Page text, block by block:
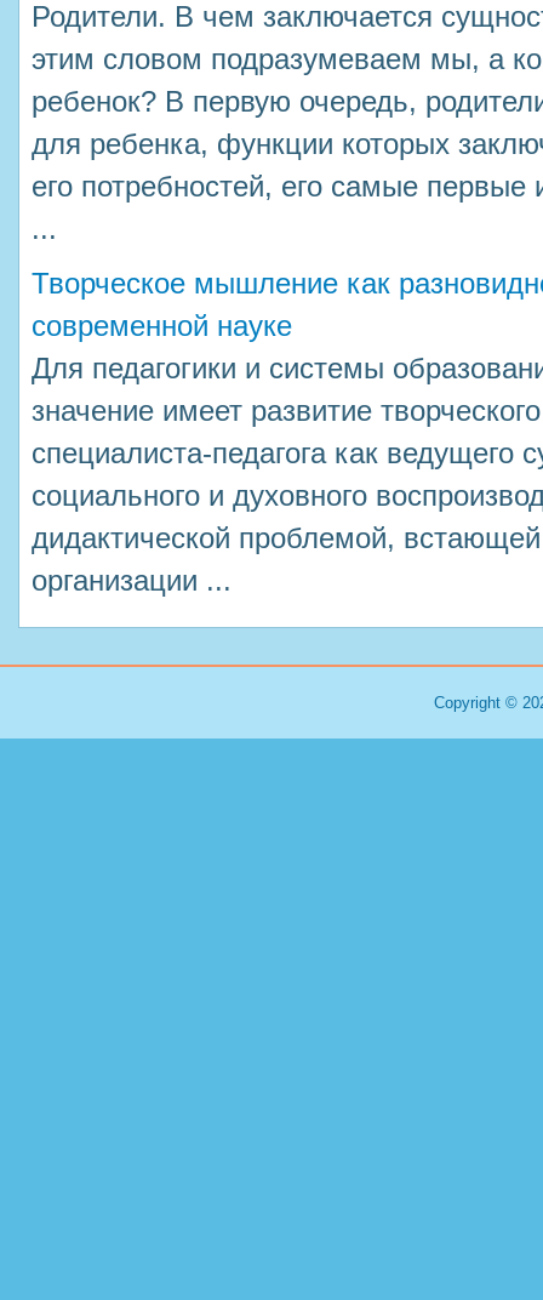
Родители. В чем заключается
этим словом подразумеваем мы, а
ребенок? В первую очередь,
для ребенка, функции которых
его потребностей, его самые
...
Творческое мышление как
современной науке
Для педагогики и системы
значение имеет развитие
специалиста-педагога как ведущего
социального и духовного
дидактической проблемой,
организации ...
Copyright ©